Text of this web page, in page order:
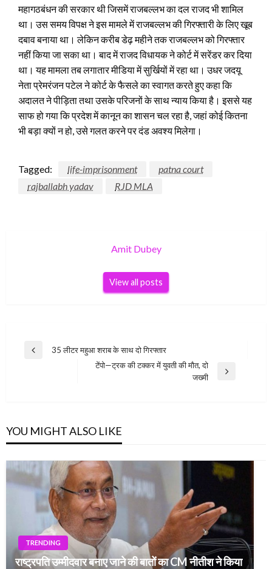
महागठबंधन की सरकार थी जिसमें राजबल्लभ का दल राजद भी शामिल
था। उस समय विपक्ष ने इस मामले में राजबल्लभ की गिरफ्तारी के लिए खूब
दबाव बनाया था। लेकिन करीब डेढ़ महीने तक राजबल्लभ को गिरफ्तार
नहीं किया जा सका था। बाद में राजद विधायक ने कोर्ट में सरेंडर कर दिया
था। यह मामला तब लगातार मीडिया में सुर्खियों में रहा था। उधर जदयू
नेता प्रेमरंजन पटेल ने कोर्ट के फैसले का स्वागत करते हुए कहा कि
अदालत ने पीड़िता तथा उसके परिजनों के साथ न्याय किया है। इससे यह
साफ हो गया कि प्रदेश में कानून का शासन चल रहा है, जहां कोई कितना
भी बड़ा क्यों न हो, उसे गलत करने पर दंड अवश्य मिलेगा।
Tagged: life-imprisonment
patna court
rajballabh yadav
RJD MLA
Amit Dubey
View all posts
Post
Previous
35 लीटर महुआ शराब के साथ दो गिरफ्तार
टेंपो—ट्रक की टक्कर में युवती की मौत, दो
जख्मी
YOU MIGHT ALSO LIKE
TRENDING
राष्ट्रपति उम्मीदवार बनाए जाने की बातों का CM नीतीश ने किया